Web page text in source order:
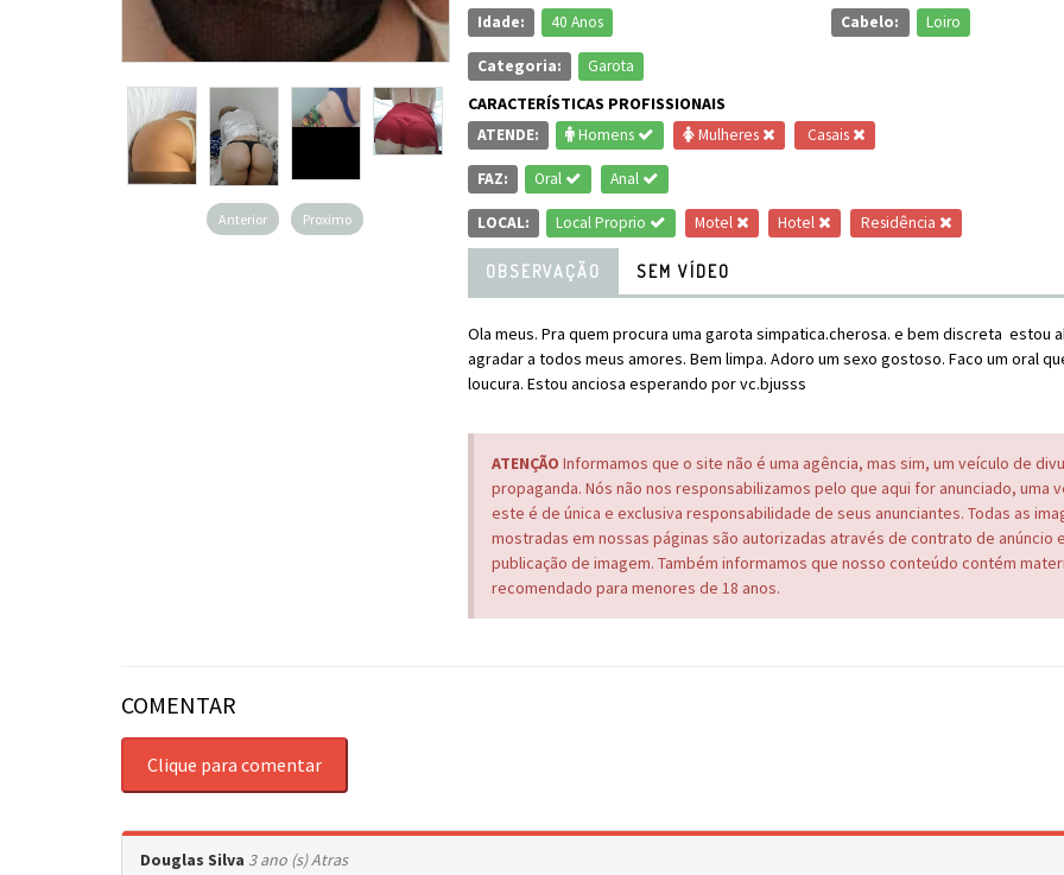
Anterior Proximo
Idade: 40 Anos
Categoria: Garota
Cabelo: Loiro
CARACTERÍSTICAS PROFISSIONAIS
ATENDE: Homens Mulheres Casais
FAZ: Oral Anal
LOCAL: Local Proprio Motel Hotel Residência
OBSERVAÇÃO SEM VÍDEO
Ola meus. Pra quem procura uma garota simpatica.cherosa. e bem discreta estou
agradar a todos meus amores. Bem limpa. Adoro um sexo gostoso. Faco um oral
loucura. Estou anciosa esperando por vc.bjusss
ATENÇÃO Informamos que o site não é uma agência, mas sim, um veículo de
propaganda. Nós não nos responsabilizamos pelo que aqui for anunciado, uma
este é de única e exclusiva responsabilidade de seus anunciantes. Todas as
mostradas em nossas páginas são autorizadas através de contrato de anúncio e
publicação de imagem. Também informamos que nosso conteúdo contém
recomendado para menores de 18 anos.
COMENTAR
Clique para comentar
Douglas Silva 3 ano (s) Atras